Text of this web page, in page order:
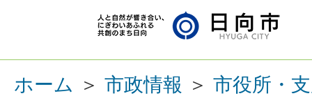
ホーム ＞ 市政情報 ＞ 市役所・